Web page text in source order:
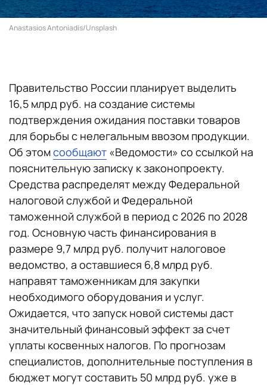
Anastasios Antoniadis/Unsplash
Правительство России планирует выделить
16,5 млрд руб. на создание системы
подтверждения ожидания поставки товаров
для борьбы с нелегальным ввозом продукции.
Об этомсообщают «Ведомости» со ссылкой на
пояснительную записку к законопроекту.
Средства распределят между Федеральной
налоговой службой и Федеральной
таможенной службой в период с 2026 по 2028
год. Основную часть финансирования в
размере 9,7 млрд руб. получит налоговое
ведомство, а оставшиеся 6,8 млрд руб.
направят таможенникам для закупки
необходимого оборудования и услуг.
Ожидается, что запуск новой системы даст
значительный финансовый эффект за счет
уплаты косвенных налогов. По прогнозам
специалистов, дополнительные поступления в
бюджет могут составить 50 млрд руб. уже в